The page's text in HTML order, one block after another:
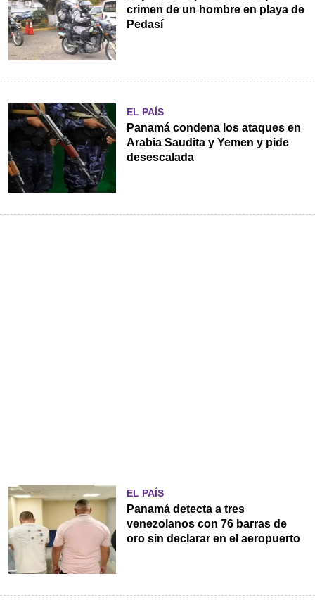
crimen de un hombre en playa de
Pedasí
EL PAÍS
Panamá condena los ataques en
Arabia Saudita y Yemen y pide
desescalada
EL PAÍS
Panamá detecta a tres
venezolanos con 76 barras de
oro sin declarar en el aeropuerto